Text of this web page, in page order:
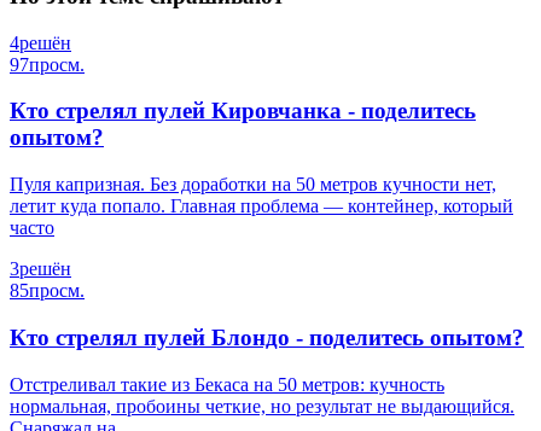
4решён
97просм.
Кто стрелял пулей Кировчанка - поделитесь
опытом?
Пуля капризная. Без доработки на 50 метров кучности нет,
летит куда попало. Главная проблема — контейнер, который
часто
3решён
85просм.
Кто стрелял пулей Блондо - поделитесь опытом?
Отстреливал такие из Бекаса на 50 метров: кучность
нормальная, пробоины четкие, но результат не выдающийся.